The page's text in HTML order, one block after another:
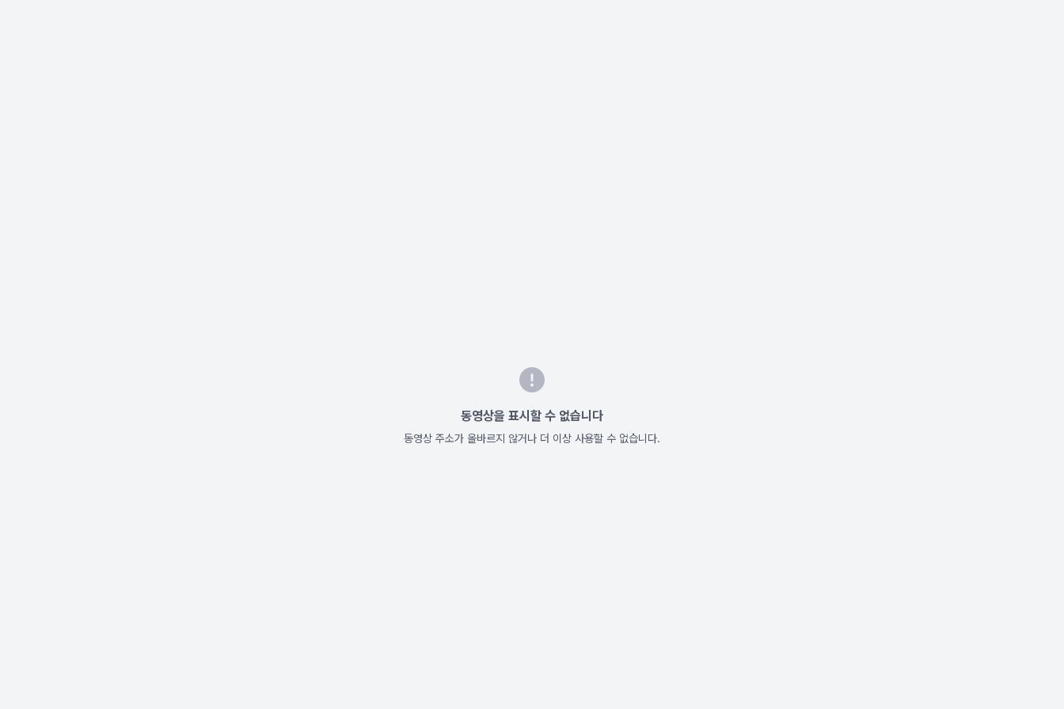
동영상을 표시할 수 없습니다
동영상 주소가 올바르지 않거나 더 이상 사용할 수 없습니다.